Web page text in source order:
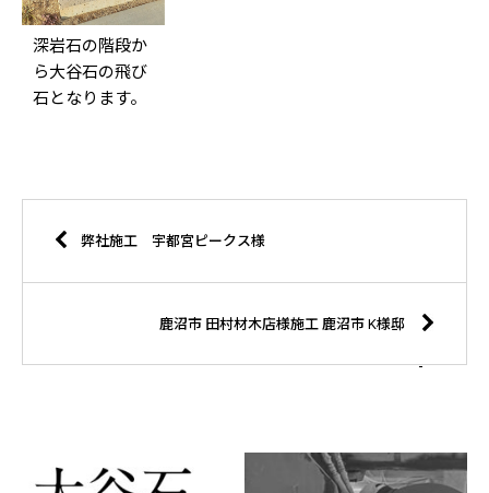
深岩石の階段か
ら大谷石の飛び
石となります。
弊社施工 宇都宮ピークス様
鹿沼市 田村材木店様施工 鹿沼市 K様邸